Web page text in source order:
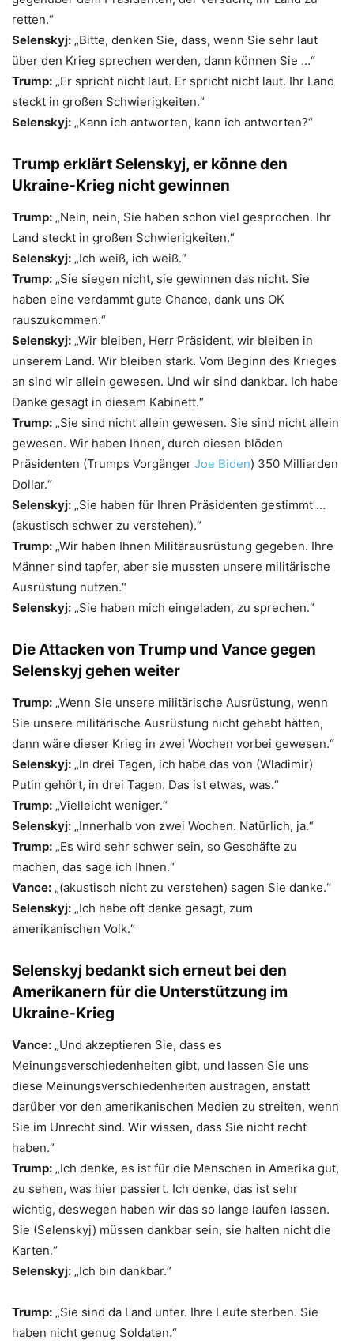
retten.“
Selenskyj: „Bitte, denken Sie, dass, wenn Sie sehr laut
über den Krieg sprechen werden, dann können Sie …“
Trump: „Er spricht nicht laut. Er spricht nicht laut. Ihr Land
steckt in großen Schwierigkeiten.“
Selenskyj: „Kann ich antworten, kann ich antworten?“
Trump erklärt Selenskyj, er könne den
Ukraine-Krieg nicht gewinnen
Trump: „Nein, nein, Sie haben schon viel gesprochen. Ihr
Land steckt in großen Schwierigkeiten.“
Selenskyj: „Ich weiß, ich weiß.“
Trump: „Sie siegen nicht, sie gewinnen das nicht. Sie
haben eine verdammt gute Chance, dank uns OK
rauszukommen.“
Selenskyj: „Wir bleiben, Herr Präsident, wir bleiben in
unserem Land. Wir bleiben stark. Vom Beginn des Krieges
an sind wir allein gewesen. Und wir sind dankbar. Ich habe
Danke gesagt in diesem Kabinett.“
Trump: „Sie sind nicht allein gewesen. Sie sind nicht allein
gewesen. Wir haben Ihnen, durch diesen blöden
Präsidenten (Trumps Vorgänger Joe Biden) 350 Milliarden
Dollar.“
Selenskyj: „Sie haben für Ihren Präsidenten gestimmt …
(akustisch schwer zu verstehen).“
Trump: „Wir haben Ihnen Militärausrüstung gegeben. Ihre
Männer sind tapfer, aber sie mussten unsere militärische
Ausrüstung nutzen.“
Selenskyj: „Sie haben mich eingeladen, zu sprechen.“
Die Attacken von Trump und Vance gegen
Selenskyj gehen weiter
Trump: „Wenn Sie unsere militärische Ausrüstung, wenn
Sie unsere militärische Ausrüstung nicht gehabt hätten,
dann wäre dieser Krieg in zwei Wochen vorbei gewesen.“
Selenskyj: „In drei Tagen, ich habe das von (Wladimir)
Putin gehört, in drei Tagen. Das ist etwas, was.“
Trump: „Vielleicht weniger.“
Selenskyj: „Innerhalb von zwei Wochen. Natürlich, ja.“
Trump: „Es wird sehr schwer sein, so Geschäfte zu
machen, das sage ich Ihnen.“
Vance: „(akustisch nicht zu verstehen) sagen Sie danke.“
Selenskyj: „Ich habe oft danke gesagt, zum
amerikanischen Volk.“
Selenskyj bedankt sich erneut bei den
Amerikanern für die Unterstützung im
Ukraine-Krieg
Vance: „Und akzeptieren Sie, dass es
Meinungsverschiedenheiten gibt, und lassen Sie uns
diese Meinungsverschiedenheiten austragen, anstatt
darüber vor den amerikanischen Medien zu streiten, wenn
Sie im Unrecht sind. Wir wissen, dass Sie nicht recht
haben.“
Trump: „Ich denke, es ist für die Menschen in Amerika gut,
zu sehen, was hier passiert. Ich denke, das ist sehr
wichtig, deswegen haben wir das so lange laufen lassen.
Sie (Selenskyj) müssen dankbar sein, sie halten nicht die
Karten.“
Selenskyj: „Ich bin dankbar.“
Trump: „Sie sind da Land unter. Ihre Leute sterben. Sie
haben nicht genug Soldaten.“